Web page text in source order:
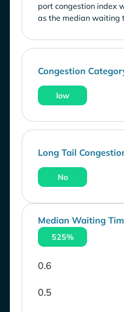
port congestion index
as the median waiting
Congestion
low
Long Tail
No
Median Waiting
525%
0.5
0.6